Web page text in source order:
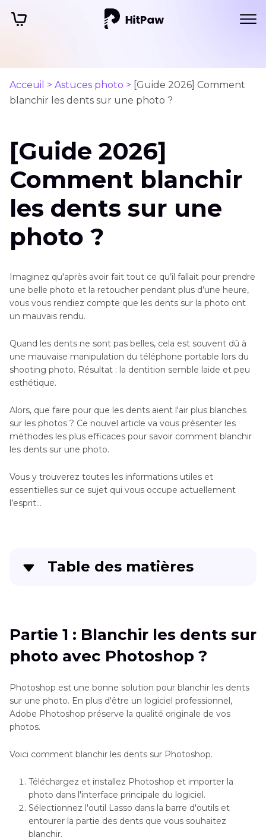
Acceuil > Astuces photo > [Guide 2026] Comment
blanchir les dents sur une photo ?
[Guide 2026]
Comment blanchir
les dents sur une
photo ?
Imaginez qu'après avoir fait tout ce qu’il fallait pour prendre
une belle photo et la retoucher pendant plus d’une heure,
vous vous rendiez compte que les dents sur la photo ont
un mauvais rendu.
Quand les dents ne sont pas belles, cela est souvent dû à
une mauvaise manipulation du téléphone portable lors du
shooting photo. Résultat : la dentition semble laide et peu
esthétique.
Alors, que faire pour que les dents aient l'air plus blanches
sur les photos ? Ce nouvel article va vous présenter les
méthodes les plus efficaces pour savoir comment blanchir
les dents sur une photo.
Vous y trouverez toutes les informations utiles et
essentielles sur ce sujet qui vous occupe actuellement
l’esprit…
Table des matières
Partie 2: Blanchir des dents d'une photo
gratuitement avec Lightroom
Partie 3 : Blanchir les dents sur téléphone
mobile avec Sweet Selfie
Partie 4
Partie 1 : Blanchir les dents sur
photo avec Photoshop ?
Photoshop est une bonne solution pour blanchir les dents
sur une photo. En plus d'être un logiciel professionnel,
Adobe Photoshop préserve la qualité originale de vos
photos.
Voici comment blanchir les dents sur Photoshop.
Téléchargez et installez Photoshop et importer la
photo dans l'interface principale du logiciel.
Sélectionnez l'outil Lasso dans la barre d'outils et
entourer la partie des dents que vous souhaitez
blanchir.